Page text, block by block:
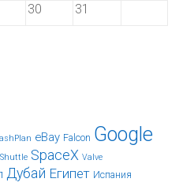
30 31
eBay Falcon Google
Shuttle SpaceX Valve
Дубай Египет Испания